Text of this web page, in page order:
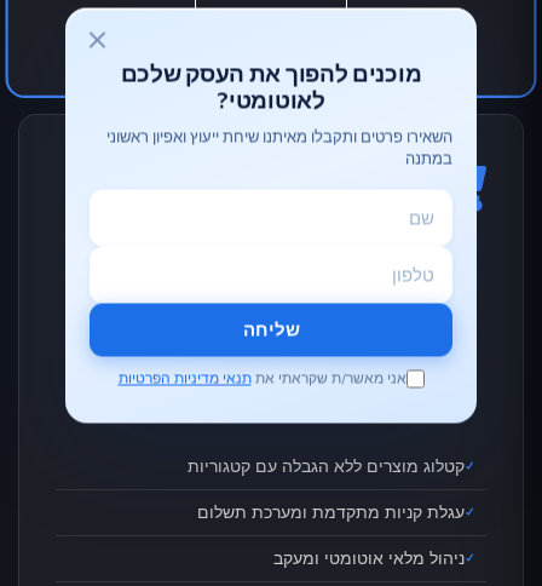
מוכנים להפוך את העסק שלכם
לאוטומטי?
השאירו פרטים ותקבלו מאיתנו שיחת ייעוץ ואפיון ראשוני
במתנה
שליחה
אני מאשר/ת שקראתי את תנאי מדיניות הפרטיות
אתר מסחר אלקטרוני וקטלוג
קטלוג מוצרים ללא הגבלה עם קטגוריות
עגלת קניות מתקדמת ומערכת תשלום
ניהול מלאי אוטומטי ומעקב